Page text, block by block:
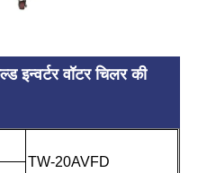
इन्वर्टर वॉटर चिलर की
TW-20AVFD